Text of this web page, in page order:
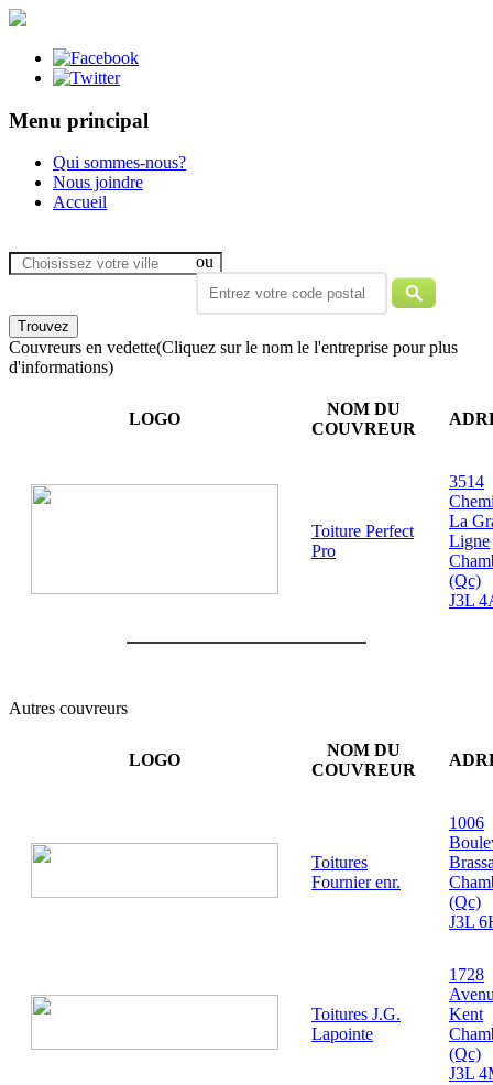
Menu principal
Qui sommes-nous?
Nous joindre
Accueil
ou
Couvreurs en vedette(Cliquez sur le nom le l'entreprise pour plus
d'informations)
LOGO
NOM DU
COUVREUR
Toiture Perfect
Pro
3514
La
Ligne
(Qc)
J3L
Autres couvreurs
LOGO
NOM DU
COUVREUR
Toitures
Fournier enr.
1006
(Qc)
J3L
Toitures J.G.
Lapointe
1728
Kent
(Qc)
J3L